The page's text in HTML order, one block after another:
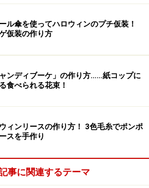
の情報収集しておこう
。親のほうも不安は隠せないもので
近くに住んでいる場合はいろいろ七
よね。
真屋さんに最近の傾向や情報を聞い
れません。子どもが通っている保育
さん方と情報交換するのもいいでし
お祝いする方法もチェック
ル傘を使ってハロウィンのプチ仮装！
仮装の作り方
ャンディブーケ」の作り方……紙コップに
食べられる花束！
ィンリースの作り方！ 3色毛糸でポンポ
スを手作り
事に関連するテーマ